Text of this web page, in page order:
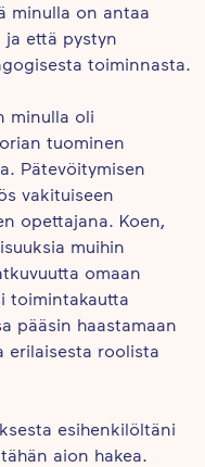
minulla on antaa
ja että pystyn
toiminnasta.
minulla oli
tuominen
Pätevöitymisen
vakituiseen
opettajana. Koen,
muihin
omaan
toimintakautta
pääsin haastamaan
erilaisesta roolista
esihenkilöltäni
aion hakea.